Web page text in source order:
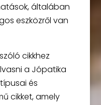
általában
eszközről van
cikkhez
a Jópatika
és
cikket, amely